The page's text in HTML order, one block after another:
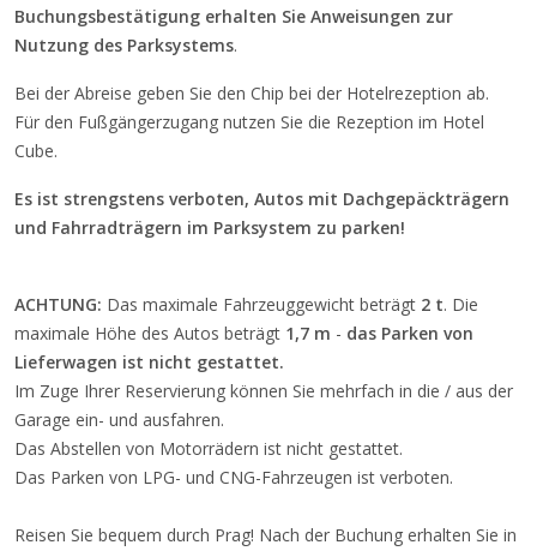
Buchungsbestätigung erhalten Sie Anweisungen zur
Nutzung des Parksystems.
Bei der Abreise geben Sie den Chip bei der Hotelrezeption ab.
Für den Fußgängerzugang nutzen Sie die Rezeption im Hotel
Cube.
Es ist strengstens verboten, Autos mit Dachgepäckträgern
und Fahrradträgern im Parksystem zu parken!
ACHTUNG: Das maximale Fahrzeuggewicht beträgt 2 t. Die
maximale Höhe des Autos beträgt 1,7 m - das Parken von
Lieferwagen ist nicht gestattet.
Im Zuge Ihrer Reservierung können Sie mehrfach in die / aus der
Garage ein- und ausfahren.
Das Abstellen von Motorrädern ist nicht gestattet.
Das Parken von LPG- und CNG-Fahrzeugen ist verboten.
Reisen Sie bequem durch Prag! Nach der Buchung erhalten Sie in